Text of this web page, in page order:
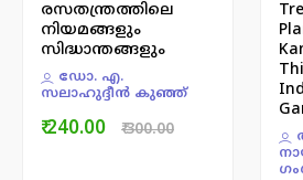
രസതന്ത്രത്തിലെ
നിയമങ്ങളും
സിദ്ധാന്തങ്ങളും
ഡോ. എ.
സലാഹുദ്ദീന്‍ കുഞ്ഞ്
₹ 240.00 ₹ 300.00